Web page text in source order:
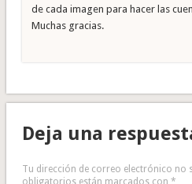
de cada imagen para hacer las
Muchas gracias.
Deja una
Tu dirección de correo electrónico no
obligatorios están marcados con *